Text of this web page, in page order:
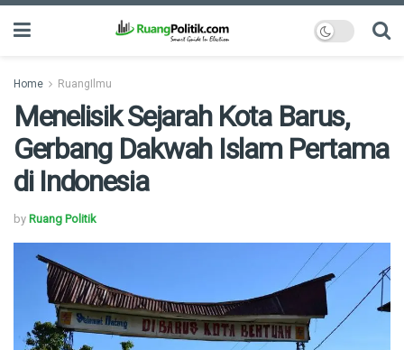
Home RuangIlmu
Menelisik Sejarah Kota Barus,
Gerbang Dakwah Islam Pertama
di Indonesia
by Ruang Politik